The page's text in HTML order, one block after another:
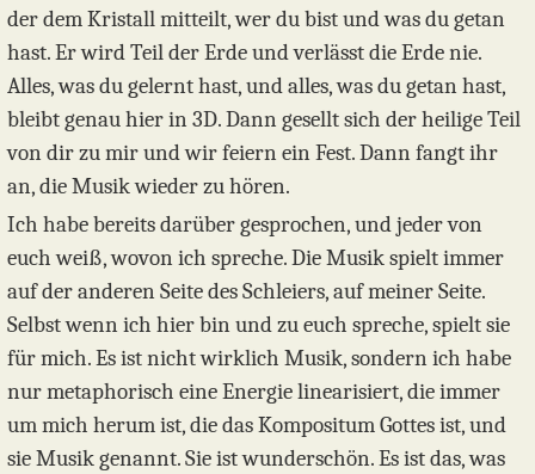
der dem Kristall mitteilt, wer du bist und was du getan
hast. Er wird Teil der Erde und verlässt die Erde nie.
Alles, was du gelernt hast, und alles, was du getan hast,
bleibt genau hier in 3D. Dann gesellt sich der heilige Teil
von dir zu mir und wir feiern ein Fest. Dann fangt ihr
an, die Musik wieder zu hören.
Ich habe bereits darüber gesprochen, und jeder von
euch weiß, wovon ich spreche. Die Musik spielt immer
auf der anderen Seite des Schleiers, auf meiner Seite.
Selbst wenn ich hier bin und zu euch spreche, spielt sie
für mich. Es ist nicht wirklich Musik, sondern ich habe
nur metaphorisch eine Energie linearisiert, die immer
um mich herum ist, die das Kompositum Gottes ist, und
sie Musik genannt. Sie ist wunderschön. Es ist das, was